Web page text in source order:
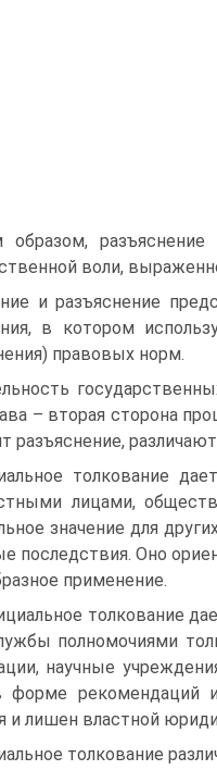
образом,
воли,
и разъяснение
в котором
правовых норм.
– вторая сторона
разъяснение,
толкование
лицами,
значение для
последствия. Оно
применение.
толкование
полномочиями
научные
форме рекомендаций
и лишен властной
толкование